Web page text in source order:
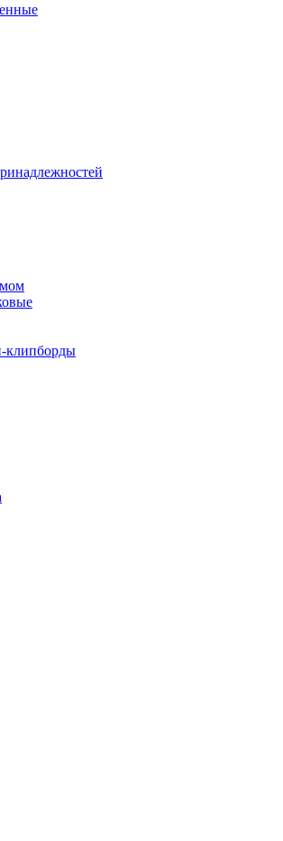
клипборды